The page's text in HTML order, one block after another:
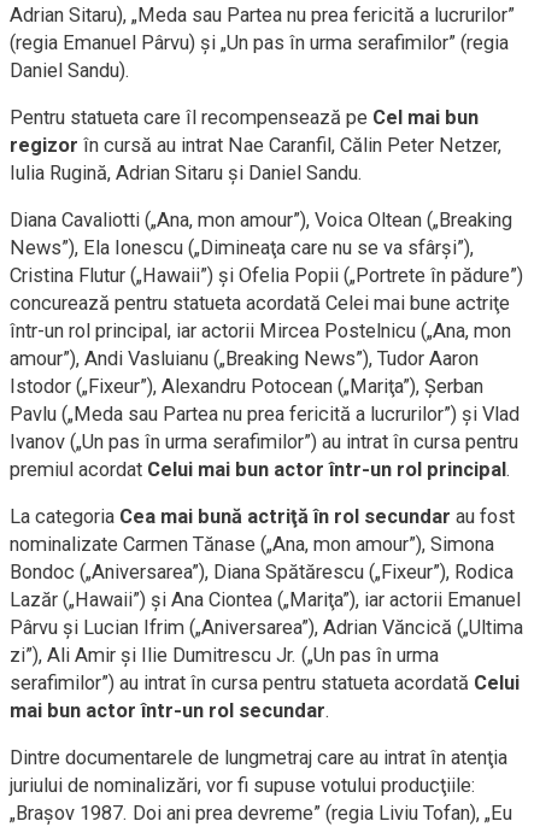
Adrian Sitaru), „Meda sau Partea nu prea fericită a lucrurilor”
(regia Emanuel Pârvu) şi „Un pas în urma serafimilor” (regia
Daniel Sandu).
Pentru statueta care îl recompensează pe Cel mai bun
regizor în cursă au intrat Nae Caranfil, Călin Peter Netzer,
Iulia Rugină, Adrian Sitaru şi Daniel Sandu.
Diana Cavaliotti („Ana, mon amour”), Voica Oltean („Breaking
News”), Ela Ionescu („Dimineaţa care nu se va sfârşi”),
Cristina Flutur („Hawaii”) şi Ofelia Popii („Portrete în pădure”)
concurează pentru statueta acordată Celei mai bune actriţe
într-un rol principal, iar actorii Mircea Postelnicu („Ana, mon
amour”), Andi Vasluianu („Breaking News”), Tudor Aaron
Istodor („Fixeur”), Alexandru Potocean („Mariţa”), Şerban
Pavlu („Meda sau Partea nu prea fericită a lucrurilor”) şi Vlad
Ivanov („Un pas în urma serafimilor”) au intrat în cursa pentru
premiul acordat Celui mai bun actor într-un rol principal.
La categoria Cea mai bună actriţă în rol secundar au fost
nominalizate Carmen Tănase („Ana, mon amour”), Simona
Bondoc („Aniversarea”), Diana Spătărescu („Fixeur”), Rodica
Lazăr („Hawaii”) şi Ana Ciontea („Mariţa”), iar actorii Emanuel
Pârvu şi Lucian Ifrim („Aniversarea”), Adrian Văncică („Ultima
zi”), Ali Amir şi Ilie Dumitrescu Jr. („Un pas în urma
serafimilor”) au intrat în cursa pentru statueta acordată Celui
mai bun actor într-un rol secundar.
Dintre documentarele de lungmetraj care au intrat în atenţia
juriului de nominalizări, vor fi supuse votului producţiile:
„Braşov 1987. Doi ani prea devreme” (regia Liviu Tofan), „Eu